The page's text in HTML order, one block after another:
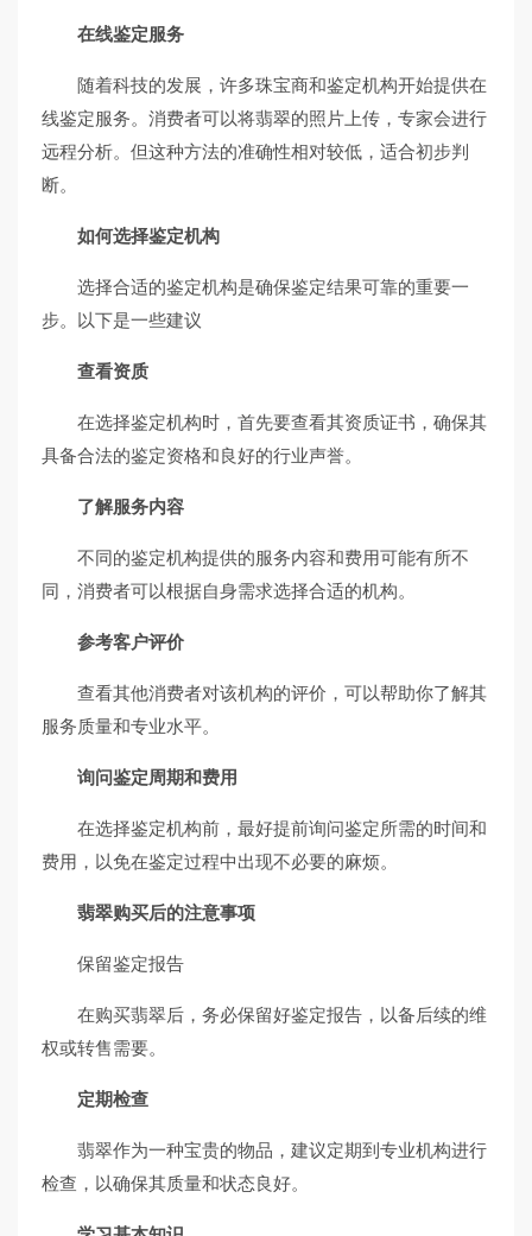
在线鉴定服务
随着科技的发展，许多珠宝商和鉴定机构开始提供在
线鉴定服务。消费者可以将翡翠的照片上传，专家会进行
远程分析。但这种方法的准确性相对较低，适合初步判
断。
如何选择鉴定机构
选择合适的鉴定机构是确保鉴定结果可靠的重要一
步。以下是一些建议
查看资质
在选择鉴定机构时，首先要查看其资质证书，确保其
具备合法的鉴定资格和良好的行业声誉。
了解服务内容
不同的鉴定机构提供的服务内容和费用可能有所不
同，消费者可以根据自身需求选择合适的机构。
参考客户评价
查看其他消费者对该机构的评价，可以帮助你了解其
服务质量和专业水平。
询问鉴定周期和费用
在选择鉴定机构前，最好提前询问鉴定所需的时间和
费用，以免在鉴定过程中出现不必要的麻烦。
翡翠购买后的注意事项
保留鉴定报告
在购买翡翠后，务必保留好鉴定报告，以备后续的维
权或转售需要。
定期检查
翡翠作为一种宝贵的物品，建议定期到专业机构进行
检查，以确保其质量和状态良好。